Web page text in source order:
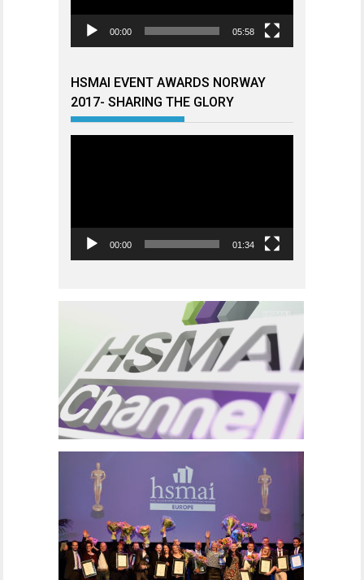
00:00 05:58
HSMAI EVENT AWARDS NORWAY
2017- SHARING THE GLORY
00:00 01:34